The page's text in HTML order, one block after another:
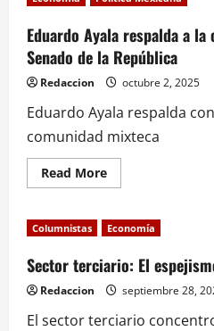
de
extranjera
que
oculta
una
realidad:
La
reinversión
de
utilidades,
el
grano
el
arroz
la
Inversión
Extranjera
Eduardo Ayala respalda a
Senado de la República
Redaccion octubre 2, 2025
Eduardo Ayala respalda
comunidad mixteca
Read MoreRead
more
Ayala
respalda
la
comunidad
mixteca
en
Senado
Columnistas Economía
Sector terciario: El
Redaccion septiembre 28,
El sector terciario